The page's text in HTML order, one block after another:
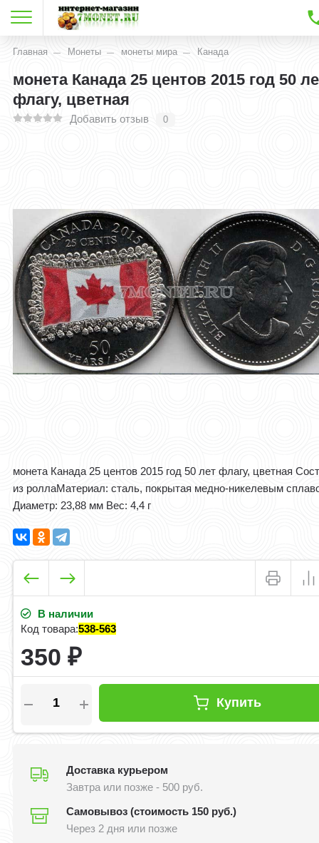
Главная Монеты монеты мира Канада
монета Канада 25 центов 2015 год 50
флагу, цветная
Добавить отзыв 0
​монета Канада 25 центов 2015 год 50 лет флагу, цветная
из ролла ​Материал: сталь, покрытая медно-никелевым
Диаметр: 23,88 мм Вес: 4,4 г
В наличии
Код товара:538-563
350₽
Купить
Доставка курьером
Завтра или позже - 500 руб.
Самовывоз (стоимость 150 руб.)
Через 2 дня или позже